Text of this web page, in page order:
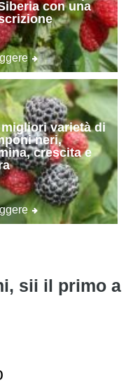
con una
migliori varietà di
neri,
crescita e
sii il primo a